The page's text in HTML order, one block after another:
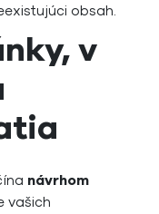
obsah.
v
návrhom
vašich